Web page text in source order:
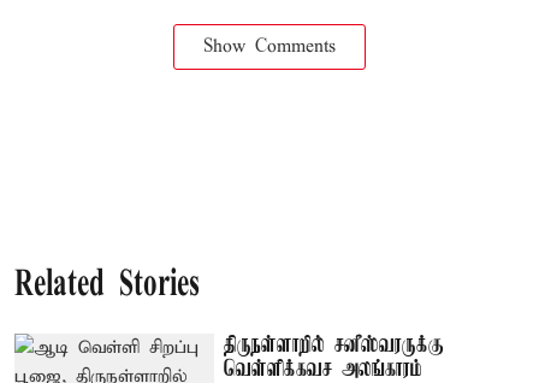
Show Comments
Related Stories
திருநள்ளாறில் சனீஸ்வரருக்கு
வெள்ளிக்கவச அலங்காரம்